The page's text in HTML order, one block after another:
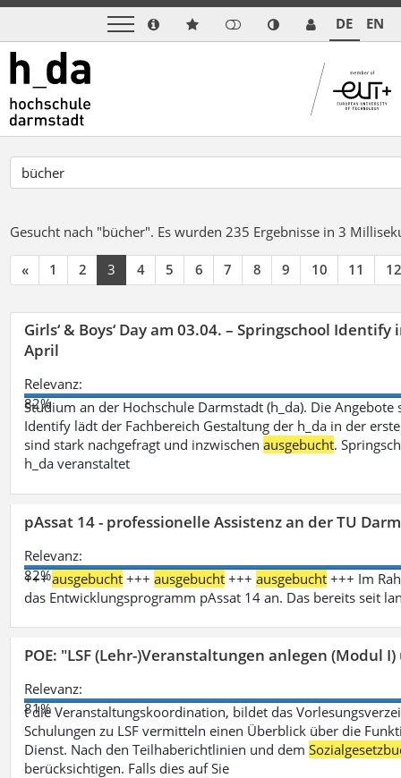
DE EN
Gesucht nach "bücher". Es wurden 235 Ergebnisse in 3
« 1 2 3 4 5 6 7 8 9 10 11 12
Girls‘ & Boys‘ Day am 03.04. – Springschool
April
Relevanz:
82%
Studium an der Hochschule Darmstadt (h_da). Die
Identify lädt der Fachbereich Gestaltung der h_da in der
sind stark nachgefragt und inzwischenausgebucht.
h_da veranstaltet
pAssat 14 - professionelle Assistenz an der TU
Relevanz:
82%
+++ausgebucht +++ausgebucht +++ausgebucht +++ Im
das Entwicklungsprogramm pAssat 14 an. Das bereits seit
POE: "LSF (Lehr-)Veranstaltungen anlegen (Modul
Relevanz:
81%
t die Veranstaltungskoordination, bildet das
Schulungen zu LSF vermitteln einen Überblick über die
Dienst. Nach den Teilhaberichtlinien und dem
berücksichtigen. Falls dies auf Sie